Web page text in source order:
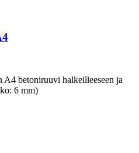
betoniruuvi halkeilleeseen ja
6 mm)